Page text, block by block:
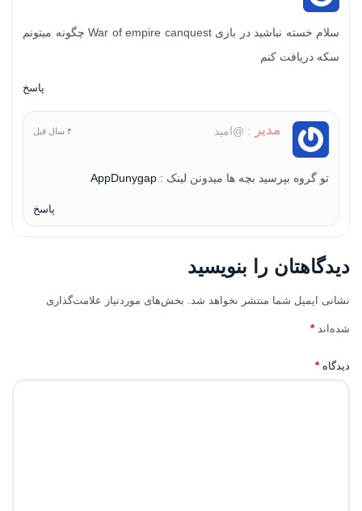
سلام خسته نباشید در بازی War of empire canquest چگونه میتونم
سکه دریافت کنم
پاسخ
مدیر : @امید ۴ سال قبل
تو گروه بپرسید بچه ها میدونن لینک : AppDunygap
پاسخ
دیدگاهتان را بنویسید
نشانی ایمیل شما منتشر نخواهد شد. بخش‌های موردنیاز علامت‌گذاری
شده‌اند *
دیدگاه *